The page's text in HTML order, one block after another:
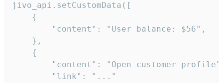
jivo_api.setCustomData([
    {
        "content": "User balance: $56",
    },
    {
"content": "Open customer
        "link": "..."